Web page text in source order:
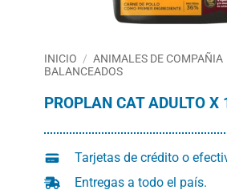
INICIO / ANIMALES DE COMPAÑIA
BALANCEADOS
PROPLAN CAT ADULTO X
Tarjetas de crédito o
Entregas a todo el país.